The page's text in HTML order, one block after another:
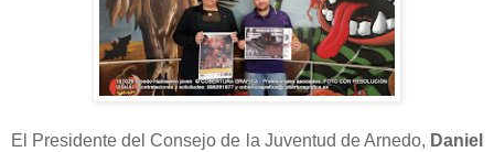
El Presidente del Consejo de la Juventud de Arnedo, Daniel